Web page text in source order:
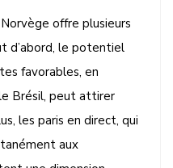
offre plusieurs
d’abord, le potentiel
favorables, en
Brésil, peut attirer
les paris en direct, qui
aux